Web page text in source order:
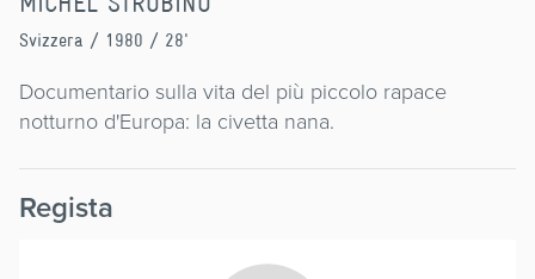
Svizzera / 1980 / 28'
Documentario sulla vita del più piccolo rapace
notturno d'Europa: la civetta nana.
Regista